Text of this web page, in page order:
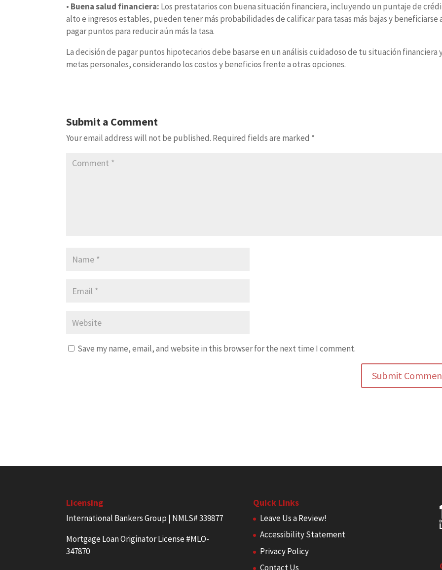
• Buena salud financiera: Los prestatarios con buena situación financiera, incluyendo un puntaje de
alto e ingresos estables, pueden tener más probabilidades de calificar para tasas más bajas y beneficiarse
pagar puntos para reducir aún más la tasa.
La decisión de pagar puntos hipotecarios debe basarse en un análisis cuidadoso de tu situación financiera
metas personales, considerando los costos y beneficios frente a otras opciones.
Submit a Comment
Your email address will not be published. Required fields are marked *
Save my name, email, and website in this browser for the next time I comment.
Licensing
International Bankers Group | NMLS# 339877
Mortgage Loan Originator License #MLO-
347870
Quick Links
Leave Us a Review!
Accessibility Statement
Privacy Policy
Contact Us